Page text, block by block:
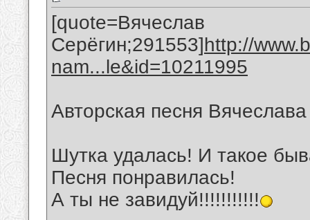
[quote=Вячеслав
Серёгин;291553]http://
nam...le&id=10211995
Авторская песня
Шутка удалась! И такое
Песня понравилась!
А ты не завидуй!!!!!!!!!!!